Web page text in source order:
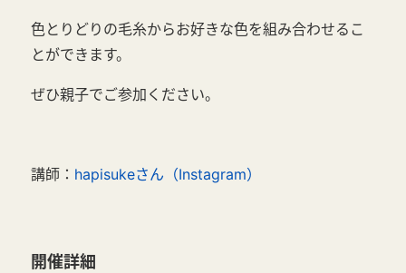
色とりどりの毛糸からお好きな色を組み合わせるこ
とができます。
ぜひ親子でご参加ください。
講師： hapisukeさん（Instagram）
開催詳細